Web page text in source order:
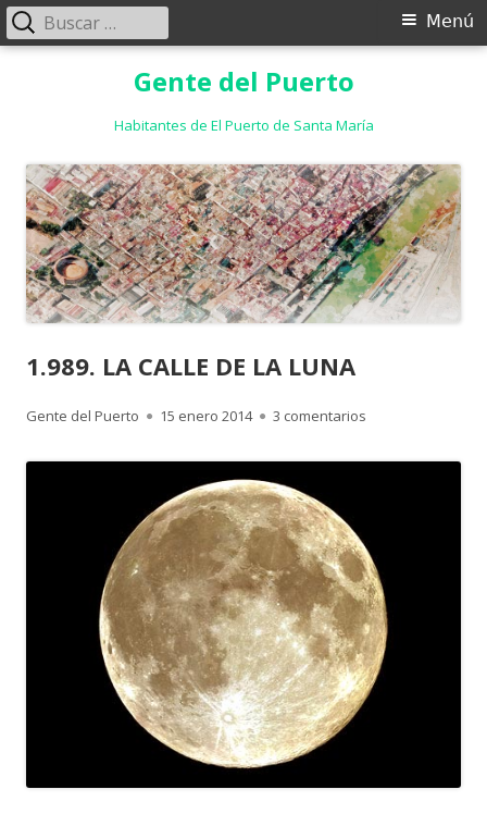
Gente del Puerto
Habitantes de El Puerto de Santa María
Menú
Menú
Buscar:
1.989. LA CALLE DE LA LUNA
Autor
Gente del Puerto
Publicado
15 enero 2014 3 comentarios